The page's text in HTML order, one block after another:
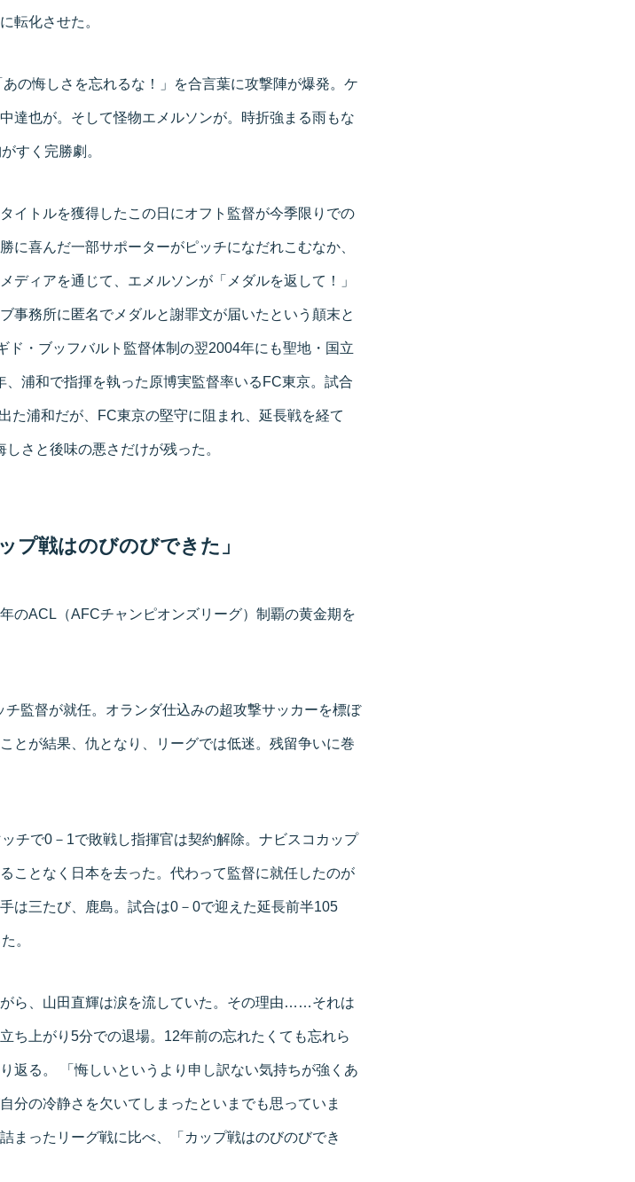
転化させた。
の悔しさを忘れるな！」を合言葉に攻撃陣が爆発。ケ
達也が。そして怪物エメルソンが。時折強まる雨もな
すく完勝劇。
イトルを獲得したこの日にオフト監督が今季限りでの
に喜んだ一部サポーターがピッチになだれこむなか、
ディアを通じて、エメルソンが「メダルを返して！」
事務所に匿名でメダルと謝罪文が届いたという顛末と
ド・ブッフバルト監督体制の翌2004年にも聖地・国立
浦和で指揮を執った原博実監督率いるFC東京。試合
た浦和だが、FC東京の堅守に阻まれ、延長戦を経て
さと後味の悪さだけが残った。
プ戦はのびのびできた」
のACL（AFCチャンピオンズリーグ）制覇の黄金期を
監督が就任。オランダ仕込みの超攻撃サッカーを標ぼ
とが結果、仇となり、リーグでは低迷。残留争いに巻
チで0－1で敗戦し指揮官は契約解除。ナビスコカップ
ことなく日本を去った。代わって監督に就任したのが
は三たび、鹿島。試合は0－0で迎えた延長前半105
。
ら、山田直輝は涙を流していた。その理由……それは
ち上がり5分での退場。12年前の忘れたくても忘れら
返る。 「悔しいというより申し訳ない気持ちが強くあ
分の冷静さを欠いてしまったといまでも思っていま
まったリーグ戦に比べ、「カップ戦はのびのびでき